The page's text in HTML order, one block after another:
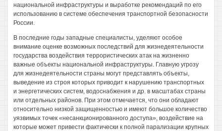
национальной инфраструктуры и выработке рекомендаций по его
использованию в системе обеспечения транспортной безопасности
России.
В последние годы западные специалисты, уделяют особое
внимание оценке возможных последствий для жизнедеятельности
государства воздействия террористических атак на жизненно
важные объекты национальной инфраструктуры. Главную угрозу
для жизнедеятельности страны могут представлять объекты,
выведение из строя которых приводит к нарушению транспортных
и энергетических систем, водоснабжения и др. в масштабах страны
или отдельных районов. При этом отмечается, что они обладают
относительно низкой защищенностью и имеют большое количество
уязвимых точек «несанкционированного доступа», воздействие на
которые может привести фактически к полной парализации крупных